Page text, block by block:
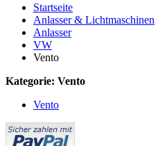
Startseite
Anlasser & Lichtmaschinen
Anlasser
VW
Vento
Kategorie: Vento
Vento